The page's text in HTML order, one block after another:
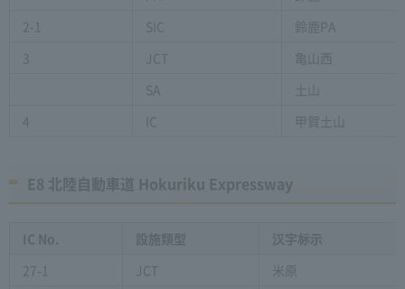
2-1
SIC
鈴鹿PA
3
JCT
亀山西
SA
土山
4
IC 甲賀土山
E8 北陸自動車道 Hokuriku Expressway
27-1
JCT
米原